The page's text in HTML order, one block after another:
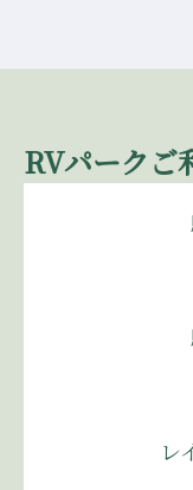
RVパーク ご
レ